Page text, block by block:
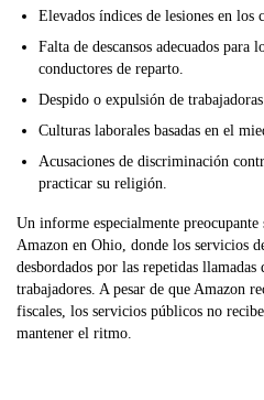
Elevados índices de lesiones en los
Falta de descansos adecuados para
conductores de reparto.
Despido o expulsión de trabajadoras
Culturas laborales basadas en el
Acusaciones de discriminación
practicar su religión.
Un informe especialmente preocupante
Amazon en Ohio, donde los servicios
desbordados por las repetidas llamadas
trabajadores. A pesar de que Amazon
fiscales, los servicios públicos no
mantener el ritmo.